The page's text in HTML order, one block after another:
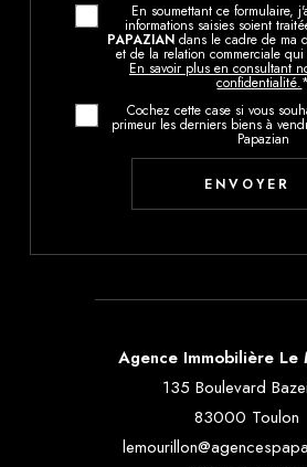
En soumettant ce formulaire,
informations saisies soient
PAPAZIANdans le cadre de ma
et de la relation commerciale
En savoir plus en consultant
confidentialité.*
Cochez cette case si vous
primeur les derniers biens à
Papazian
Agence Immobilière Le
135 Boulevard
83000 Toulon